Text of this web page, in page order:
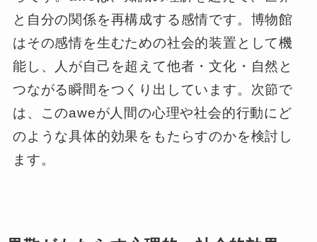
と自分の関係を再構成する感情です。博物館
はその感情を生むための社会的装置として機
能し、人が自己を超えて他者・文化・自然と
つながる瞬間をつくり出しています。次節で
は、このaweが人間の心理や社会的行動にど
のような具体的効果をもたらすのかを検討し
ます。